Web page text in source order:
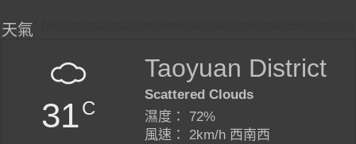
天氣
31C
Taoyuan District
Scattered Clouds
濕度： 72%
風速： 2km/h 西南西